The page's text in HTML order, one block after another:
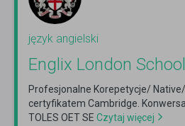
język angielski
Englix London School
Profesjonalne Korepetycje/
certyfikatem Cambridge.
TOLES OET SE Czytaj więcej